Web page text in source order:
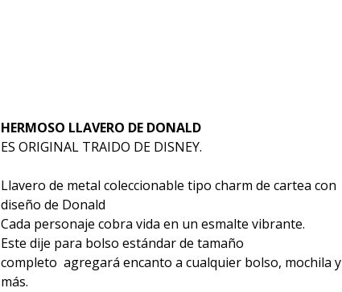
HERMOSO LLAVERO DE DONALD
ES ORIGINAL TRAIDO DE DISNEY.
Llavero de metal coleccionable tipo charm de cartea con
diseño de Donald
Cada personaje cobra vida en un esmalte vibrante.
Este dije para bolso estándar de tamaño
completo agregará encanto a cualquier bolso, mochila y
más.